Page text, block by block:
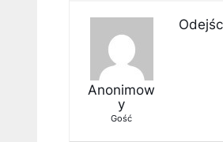
Anonimow
y
Gość